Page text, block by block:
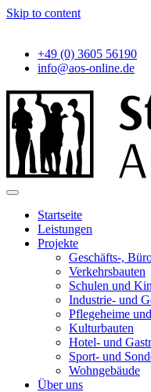
Skip to content
+49 (0) 3605 56190
info@aos-online.de
Startseite
Leistungen
Projekte
Geschäfts-,
Verkehrsbauten
Schulen und
Industrie- und
Pflegeheime
Kulturbauten
Hotel- und
Sport- und
Wohngebäude
Über uns